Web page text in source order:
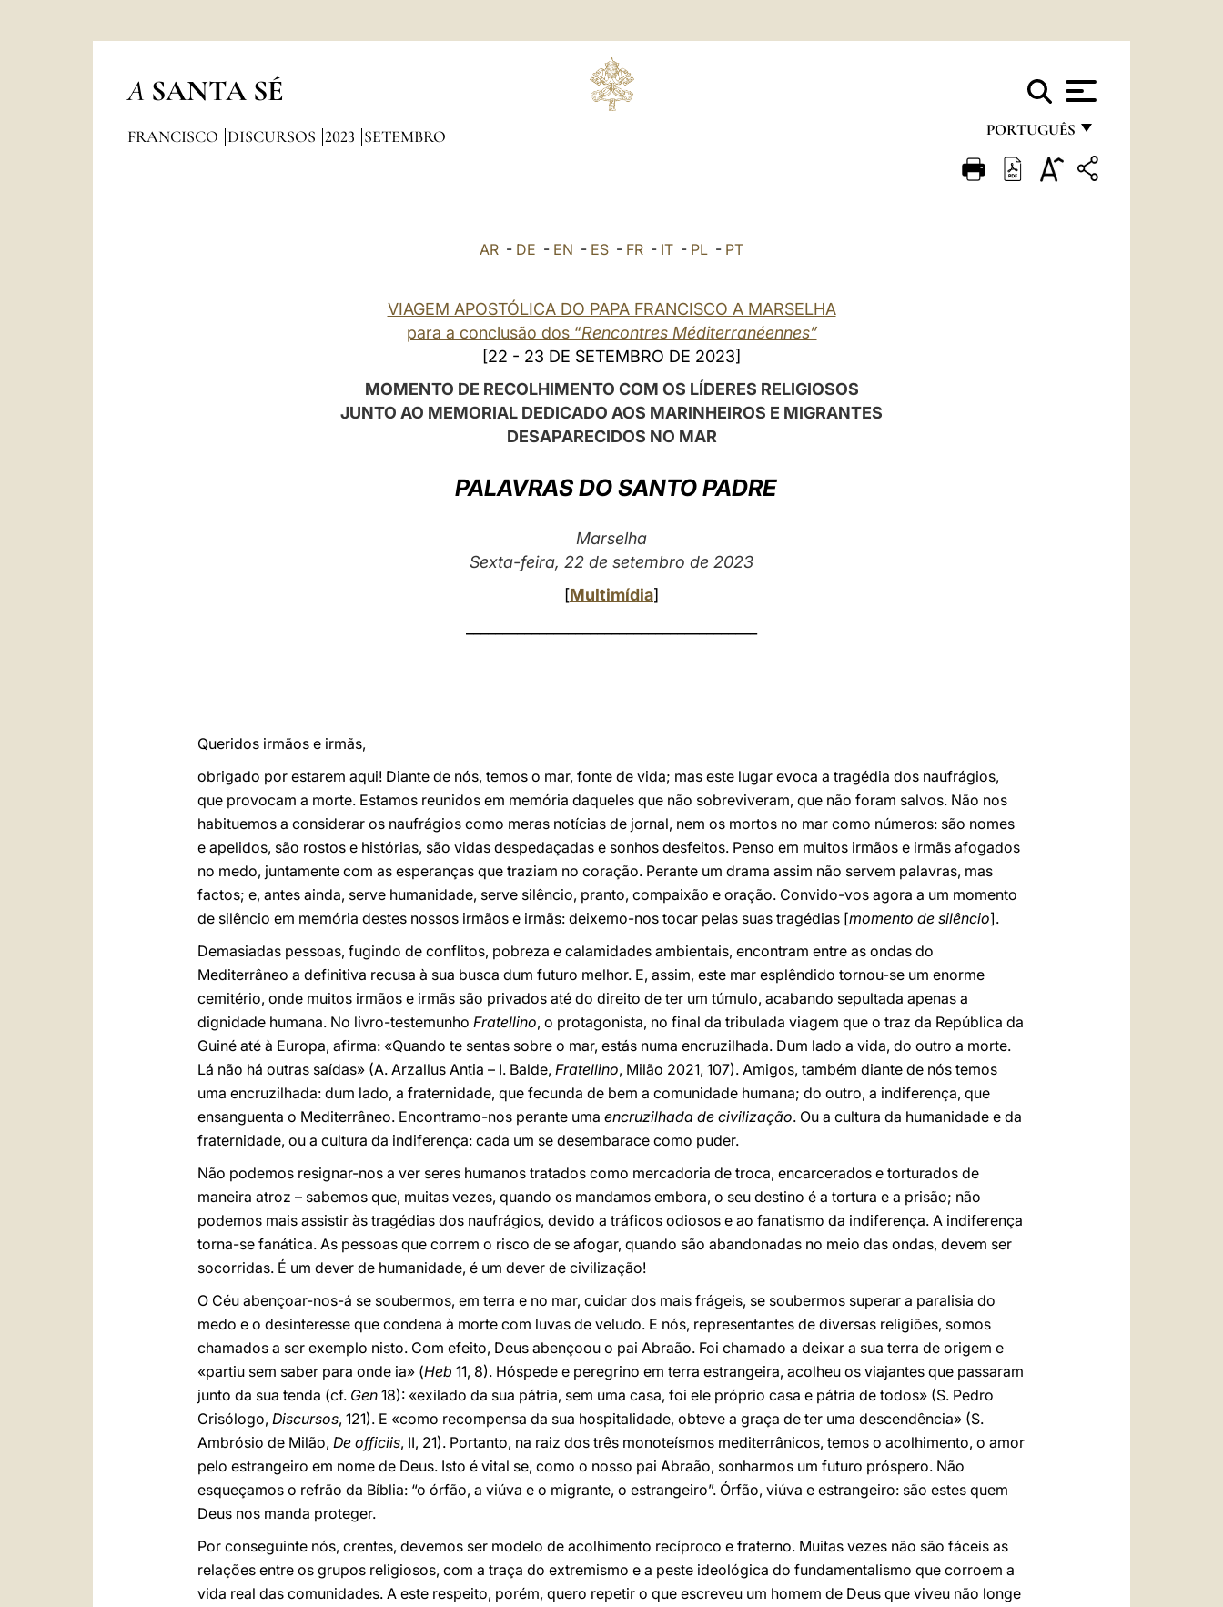
A SANTA SÉ
PORTUGUÊS
FRANÇAIS
FRANCISCO DISCURSOS 2023 SETEMBRO
AR - DE - EN - ES - FR - IT - PL - PT
VIAGEM APOSTÓLICA DO PAPA FRANCISCO A MARSELHA
para a conclusão dos “Rencontres Méditerranéennes”
[22 - 23 DE SETEMBRO DE 2023]
MOMENTO DE RECOLHIMENTO COM OS LÍDERES RELIGIOSOS
JUNTO AO MEMORIAL DEDICADO AOS MARINHEIROS E MIGRANTES
DESAPARECIDOS NO MAR
PALAVRAS DO SANTO PADRE
Marselha
Sexta-feira, 22 de setembro de 2023
[Multimídia]
Queridos irmãos e irmãs,
obrigado por estarem aqui! Diante de nós, temos o mar, fonte de vida; mas este lugar evoca a tragédia dos naufrágios,
que provocam a morte. Estamos reunidos em memória daqueles que não sobreviveram, que não foram salvos. Não nos
habituemos a considerar os naufrágios como meras notícias de jornal, nem os mortos no mar como números: são nomes
e apelidos, são rostos e histórias, são vidas despedaçadas e sonhos desfeitos. Penso em muitos irmãos e irmãs afogados
no medo, juntamente com as esperanças que traziam no coração. Perante um drama assim não servem palavras, mas
factos; e, antes ainda, serve humanidade, serve silêncio, pranto, compaixão e oração. Convido-vos agora a um momento
de silêncio em memória destes nossos irmãos e irmãs: deixemo-nos tocar pelas suas tragédias [momento de silêncio].
Demasiadas pessoas, fugindo de conflitos, pobreza e calamidades ambientais, encontram entre as ondas do
Mediterrâneo a definitiva recusa à sua busca dum futuro melhor. E, assim, este mar esplêndido tornou-se um enorme
cemitério, onde muitos irmãos e irmãs são privados até do direito de ter um túmulo, acabando sepultada apenas a
dignidade humana. No livro-testemunho Fratellino, o protagonista, no final da tribulada viagem que o traz da República da
Guiné até à Europa, afirma: «Quando te sentas sobre o mar, estás numa encruzilhada. Dum lado a vida, do outro a morte.
Lá não há outras saídas» (A. Arzallus Antia – I. Balde, Fratellino, Milão 2021, 107). Amigos, também diante de nós temos
uma encruzilhada: dum lado, a fraternidade, que fecunda de bem a comunidade humana; do outro, a indiferença, que
ensanguenta o Mediterrâneo. Encontramo-nos perante uma encruzilhada de civilização. Ou a cultura da humanidade e da
fraternidade, ou a cultura da indiferença: cada um se desembarace como puder.
Não podemos resignar-nos a ver seres humanos tratados como mercadoria de troca, encarcerados e torturados de
maneira atroz – sabemos que, muitas vezes, quando os mandamos embora, o seu destino é a tortura e a prisão; não
podemos mais assistir às tragédias dos naufrágios, devido a tráficos odiosos e ao fanatismo da indiferença. A indiferença
torna-se fanática. As pessoas que correm o risco de se afogar, quando são abandonadas no meio das ondas, devem ser
socorridas. É um dever de humanidade, é um dever de civilização!
O Céu abençoar-nos-á se soubermos, em terra e no mar, cuidar dos mais frágeis, se soubermos superar a paralisia do
medo e o desinteresse que condena à morte com luvas de veludo. E nós, representantes de diversas religiões, somos
chamados a ser exemplo nisto. Com efeito, Deus abençoou o pai Abraão. Foi chamado a deixar a sua terra de origem e
«partiu sem saber para onde ia» (Heb 11, 8). Hóspede e peregrino em terra estrangeira, acolheu os viajantes que passaram
junto da sua tenda (cf. Gen 18): «exilado da sua pátria, sem uma casa, foi ele próprio casa e pátria de todos» (S. Pedro
Crisólogo, Discursos, 121). E «como recompensa da sua hospitalidade, obteve a graça de ter uma descendência» (S.
Ambrósio de Milão, De officiis, II, 21). Portanto, na raiz dos três monoteísmos mediterrânicos, temos o acolhimento, o amor
pelo estrangeiro em nome de Deus. Isto é vital se, como o nosso pai Abraão, sonharmos um futuro próspero. Não
esqueçamos o refrão da Bíblia: “o órfão, a viúva e o migrante, o estrangeiro”. Órfão, viúva e estrangeiro: são estes quem
Deus nos manda proteger.
Por conseguinte nós, crentes, devemos ser modelo de acolhimento recíproco e fraterno. Muitas vezes não são fáceis as
relações entre os grupos religiosos, com a traça do extremismo e a peste ideológica do fundamentalismo que corroem a
vida real das comunidades. A este respeito, porém, quero repetir o que escreveu um homem de Deus que viveu não longe